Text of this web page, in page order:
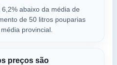
abaixo da média de
de 50 litros pouparias
provincial.
preços são